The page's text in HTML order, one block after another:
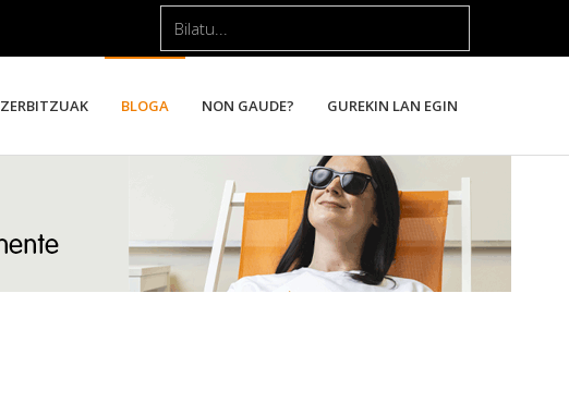
ZERBITZUAK BLOGA NON GAUDE? GUREKIN LAN EGIN